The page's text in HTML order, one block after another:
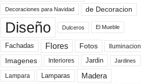
Decoraciones para Navidad de Decoracion
Diseño Dulceros El Mueble
Fachadas Flores Fotos Iluminacion
Imagenes Interiores Jardin Jardines
Lampara Lamparas Madera